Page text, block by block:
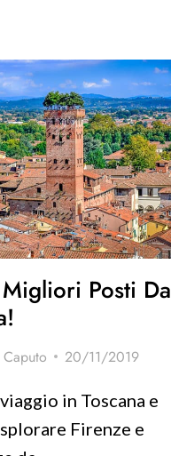
Posti Da
20/11/2019
in Toscana e
Firenze e